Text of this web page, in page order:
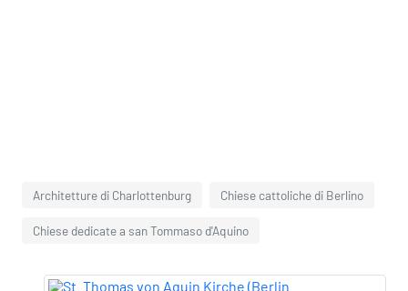
Architetture di Charlottenburg Chiese cattoliche di Berlino
Chiese dedicate a san Tommaso d'Aquino